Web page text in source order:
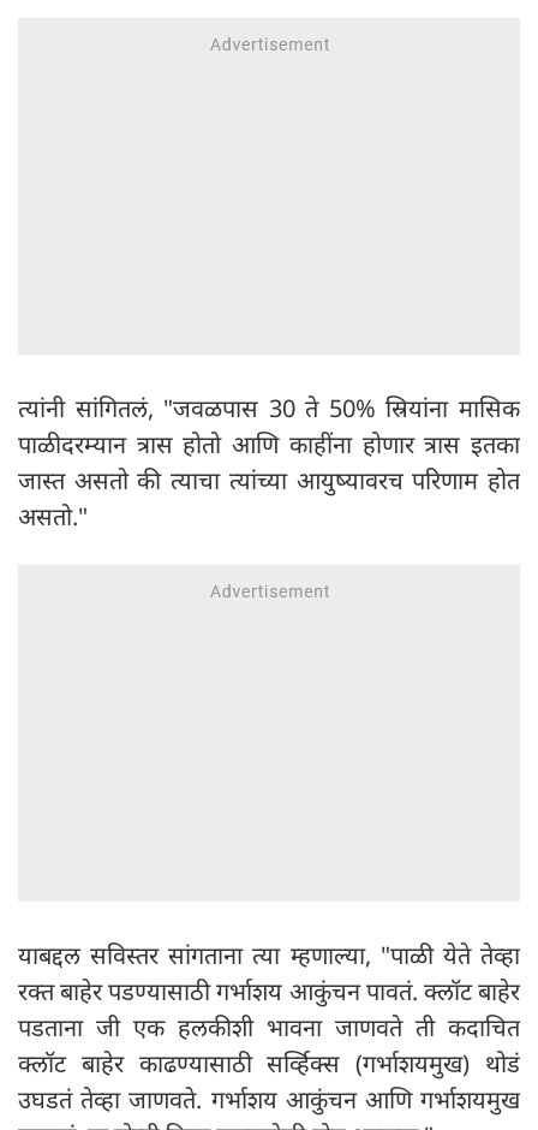
त्यांनी सांगितलं, "जवळपास 30 ते 50% स्रियांना मासिक
पाळीदरम्यान त्रास होतो आणि काहींना होणार त्रास इतका
जास्त असतो की त्याचा त्यांच्या आयुष्यावरच परिणाम होत
असतो."
याबद्दल सविस्तर सांगताना त्या म्हणाल्या, "पाळी येते तेव्हा
रक्त बाहेर पडण्यासाठी गर्भाशय आकुंचन पावतं. क्लॉट बाहेर
पडताना जी एक हलकीशी भावना जाणवते ती कदाचित
क्लॉट बाहेर काढण्यासाठी सर्व्हिक्स (गर्भाशयमुख) थोडं
उघडतं तेव्हा जाणवते. गर्भाशय आकुंचन आणि गर्भाशयमुख